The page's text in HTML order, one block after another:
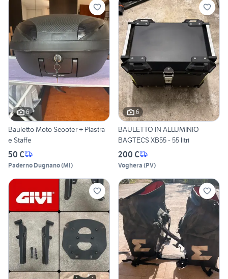
6
Bauletto Moto Scooter + Piastra
e Staffe
50 €
Paderno Dugnano(MI)
6
BAULETTO IN ALLUMINIO
BAGTECS XB55 - 55 litri
200 €
Voghera (PV)